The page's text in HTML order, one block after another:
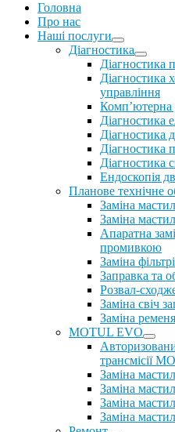
Головна
Про нас
Наші послуги
Діагностика
Діагностика
Діагностика
управління
Комп’ютерна
Діагностика
Діагностика
Діагностика
Діагностика
Ендоскопія
Планове технічне
Заміна
Заміна
Апаратна
промивкою
Заміна
Заправка та
Розвал-
Заміна свіч
Заміна
MOTUL EVO
трансмісії
Заміна
Заміна
Заміна
Заміна